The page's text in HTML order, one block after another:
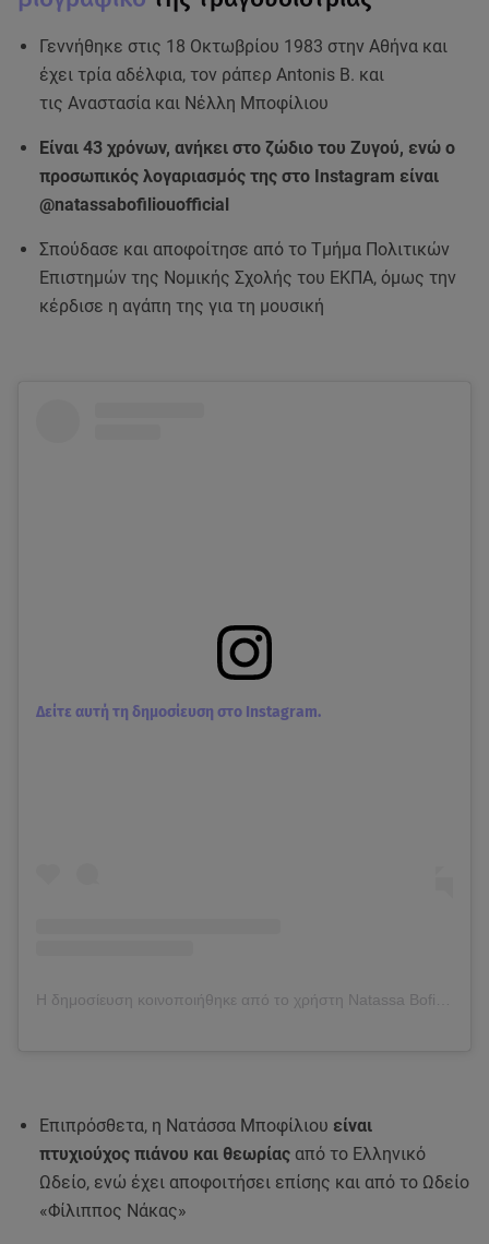
Γεννήθηκε στις 18 Οκτωβρίου 1983 στην Αθήνα και
έχει τρία αδέλφια, τον ράπερ Antonis B. και
τις Αναστασία και Νέλλη Μποφίλιου
Είναι 43 χρόνων, ανήκει στο ζώδιο του Ζυγού, ενώ ο
προσωπικός λογαριασμός της στο Instagram είναι
@natassabofiliouofficial
Σπούδασε και αποφοίτησε από το Τμήμα Πολιτικών
Επιστημών της Νομικής Σχολής του ΕΚΠΑ, όμως την
κέρδισε η αγάπη της για τη μουσική
Δείτε αυτή τη δημοσίευση στο Instagram.
Η δημοσίευση κοινοποιήθηκε από το χρήστη Natassa Bofiliou (@natassabofiliouofficial)
Επιπρόσθετα, η Νατάσσα Μποφίλιου είναι
πτυχιούχος πιάνου και θεωρίας από το Ελληνικό
Ωδείο, ενώ έχει αποφοιτήσει επίσης και από το Ωδείο
«Φίλιππος Νάκας»